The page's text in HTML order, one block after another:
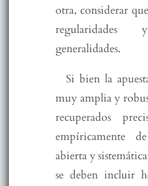
otra, considerar
generalidades.
Si bien la
muy amplia y
recuperados
empíricamente
abierta y
se deben incluir